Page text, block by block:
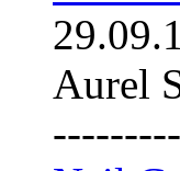
Aurel